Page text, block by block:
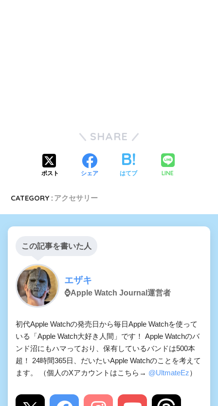
SHARE
ポスト シェア はてブ LINE
CATEGORY : アクセサリー
この記事を書いた人
エザキ
⌚️Apple Watch Journal運営者
初代Apple Watchの発売日から毎日Apple Watchを使って
いる「Apple Watch大好き人間」です！ Apple Watchのバ
ンド沼にもハマっており、保有しているバンドは500本
超！ 24時間365日、だいたいApple Watchのことを考えて
ます。 （個人のXアカウントはこちら→ @UltmateEz）